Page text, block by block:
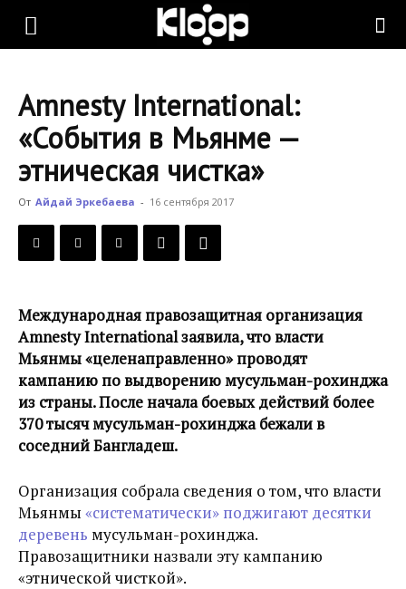
KLOOP.KG
Новости
Кыргызстана
Amnesty International:
«События в Мьянме —
этническая чистка»
От Айдай Эркебаева - 16 сентября 2017
Международная правозащитная организация
Amnesty International заявила, что власти
Мьянмы «целенаправленно» проводят
кампанию по выдворению мусульман-рохинджа
из страны. После начала боевых действий более
370 тысяч мусульман-рохинджа бежали в
соседний Бангладеш.
Организация собрала сведения о том, что власти
Мьянмы «систематически» поджигают десятки
деревень мусульман-рохинджа.
Правозащитники назвали эту кампанию
«этнической чисткой».